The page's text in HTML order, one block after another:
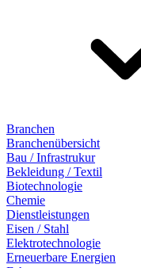
Branchen
Branchenübersicht
Bau / Infrastrukur
Bekleidung / Textil
Biotechnologie
Chemie
Dienstleistungen
Eisen / Stahl
Elektrotechnologie
Erneuerbare Energien